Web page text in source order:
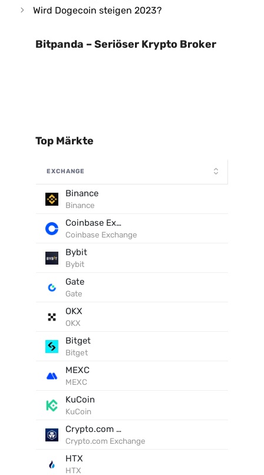
Wird Dogecoin steigen 2023?
Bitpanda – Seriöser Krypto Broker
Top Märkte
EXCHANGE
Binance
Binance
Coinbase Exchange
Coinbase Exchange
Bybit
Bybit
Gate
Gate
OKX
OKX
Bitget
Bitget
MEXC
MEXC
KuCoin
KuCoin
Crypto.com Exchange
Crypto.com Exchange
HTX
HTX